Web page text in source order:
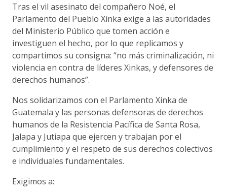
Tras el vil asesinato del compañero Noé, el
Parlamento del Pueblo Xinka exige a las autoridades
del Ministerio Público que tomen acción e
investiguen el hecho, por lo que replicamos y
compartimos su consigna: “no más criminalización, ni
violencia en contra de líderes Xinkas, y defensores de
derechos humanos”.
Nos solidarizamos con el Parlamento Xinka de
Guatemala y las personas defensoras de derechos
humanos de la Resistencia Pacífica de Santa Rosa,
Jalapa y Jutiapa que ejercen y trabajan por el
cumplimiento y el respeto de sus derechos colectivos
e individuales fundamentales.
Exigimos a: